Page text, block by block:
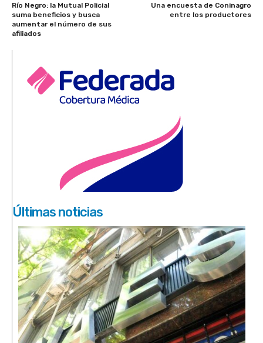
Río Negro: la Mutual Policial
suma beneficios y busca
aumentar el número de sus
afiliados
Una encuesta de Coninagro
entre los productores
Últimas noticias